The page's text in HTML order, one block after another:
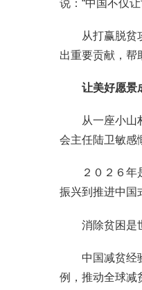
说：“中国不仅
从打赢脱贫攻
出重要贡献，帮
让美好愿景
从一座小山村
会主任陆卫敏感
２０２６年是“
振兴到推进中国
消除贫困是世
中国减贫经验
例，推动全球减